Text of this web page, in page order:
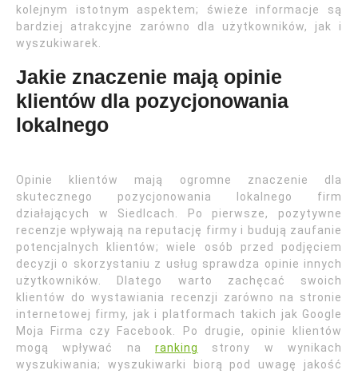
kolejnym istotnym aspektem; świeże informacje są
bardziej atrakcyjne zarówno dla użytkowników, jak i
wyszukiwarek.
Jakie znaczenie mają opinie
klientów dla pozycjonowania
lokalnego
Opinie klientów mają ogromne znaczenie dla
skutecznego pozycjonowania lokalnego firm
działających w Siedlcach. Po pierwsze, pozytywne
recenzje wpływają na reputację firmy i budują zaufanie
potencjalnych klientów; wiele osób przed podjęciem
decyzji o skorzystaniu z usług sprawdza opinie innych
użytkowników. Dlatego warto zachęcać swoich
klientów do wystawiania recenzji zarówno na stronie
internetowej firmy, jak i platformach takich jak Google
Moja Firma czy Facebook. Po drugie, opinie klientów
mogą wpływać na ranking
strony w wynikach
wyszukiwania; wyszukiwarki biorą pod uwagę jakość